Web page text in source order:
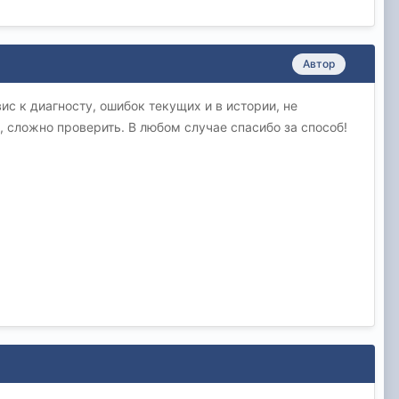
Автор
к диагносту, ошибок текущих и в истории, не
проверить. В любом случае спасибо за способ!